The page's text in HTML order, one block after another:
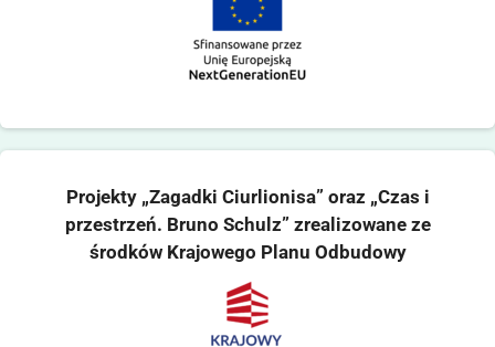
Projekty „Zagadki Ciurlionisa” oraz „Czas i
przestrzeń. Bruno Schulz” zrealizowane ze
środków Krajowego Planu Odbudowy